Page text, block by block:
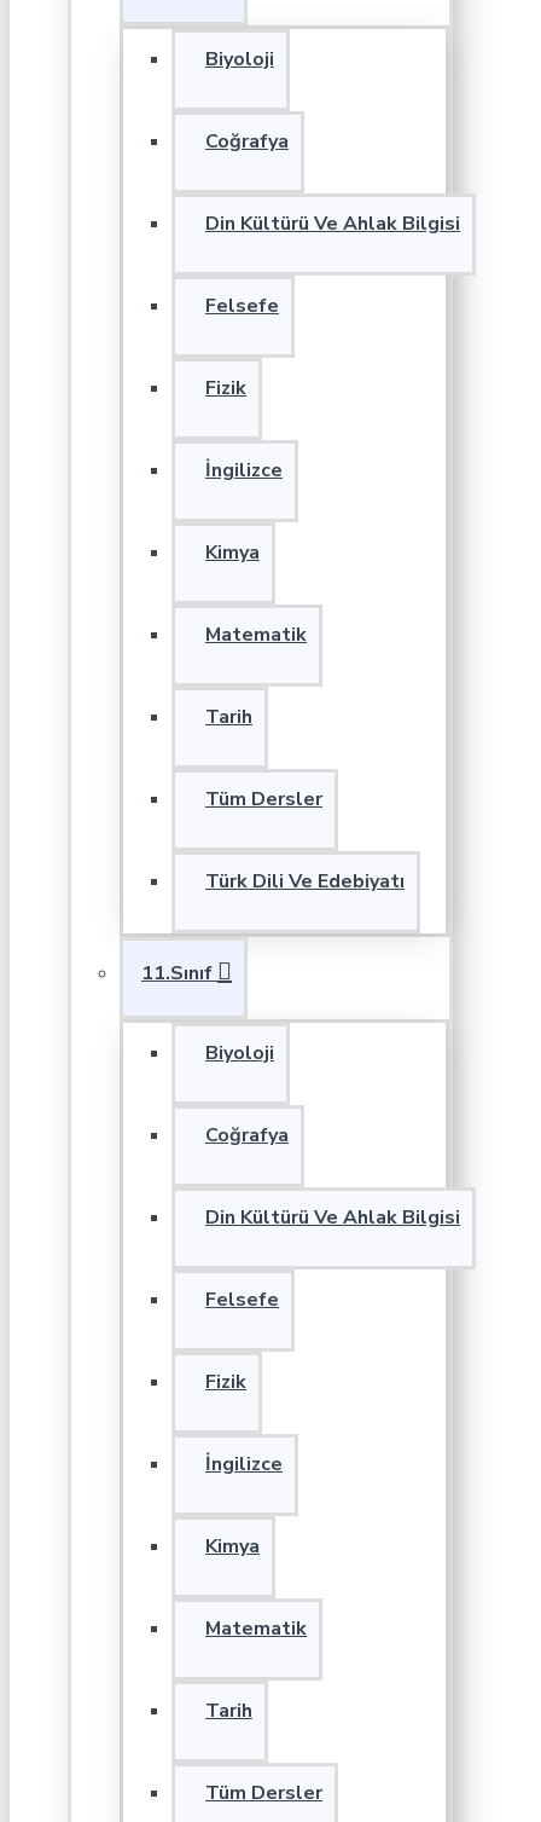
Biyoloji
Coğrafya
Din Kültürü Ve Ahlak Bilgisi
Felsefe
Fizik
İngilizce
Kimya
Matematik
Tarih
Tüm Dersler
Türk Dili Ve Edebiyatı
11.Sınıf
Biyoloji
Coğrafya
Din Kültürü Ve Ahlak Bilgisi
Felsefe
Fizik
İngilizce
Kimya
Matematik
Tarih
Tüm Dersler